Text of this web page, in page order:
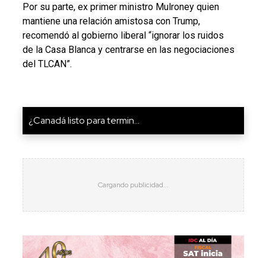
Por su parte, ex primer ministro Mulroney quien
mantiene una relación amistosa con Trump,
recomendó al gobierno liberal “ignorar los ruidos
de la Casa Blanca y centrarse en las negociaciones
del TLCAN”.
¿Canadá listo para termin...